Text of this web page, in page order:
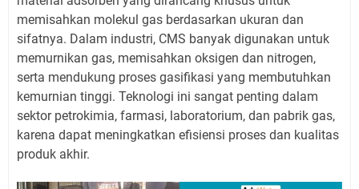
memisahkan molekul gas berdasarkan ukuran dan
sifatnya. Dalam industri, CMS banyak digunakan untuk
memurnikan gas, memisahkan oksigen dan nitrogen,
serta mendukung proses gasifikasi yang membutuhkan
kemurnian tinggi. Teknologi ini sangat penting dalam
sektor petrokimia, farmasi, laboratorium, dan pabrik gas,
karena dapat meningkatkan efisiensi proses dan kualitas
produk akhir.